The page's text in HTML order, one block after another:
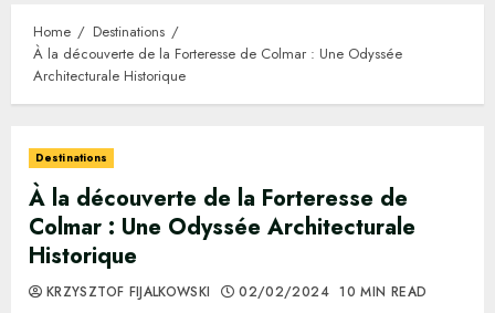
Home
Destinations
À la découverte de la Forteresse de Colmar : Une Odyssée
Architecturale Historique
Destinations
À la découverte de la Forteresse de
Colmar : Une Odyssée Architecturale
Historique
KRZYSZTOF FIJALKOWSKI 02/02/2024 10 MIN READ